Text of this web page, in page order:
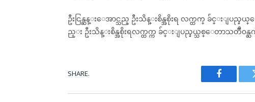
ဦးငြန္ဆန္းေအာင္သည္ ဦးသိန္းစိန္အစိုးရ လက္ထက္ ခ်င္းျပည္န
ည္း ဦးသိန္းစိန္အစိုးရလက္ထက္က ခ်င္းျပည္နယ္သစ္ေတာသတၱဳ၀န္ႀ
SHARE.
Facebook